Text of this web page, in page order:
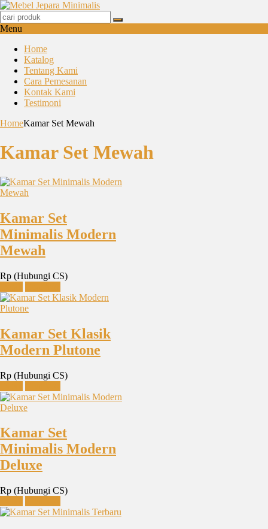
Menu
Home
Katalog
Tentang Kami
Cara Pemesanan
Kontak Kami
Testimoni
HomeKamar Set Mewah
Kamar Set Mewah
Kamar Set
Minimalis Modern
Mewah
Rp (Hubungi CS)
Kamar Set Klasik
Modern Plutone
Rp (Hubungi CS)
Kamar Set
Minimalis Modern
Deluxe
Rp (Hubungi CS)